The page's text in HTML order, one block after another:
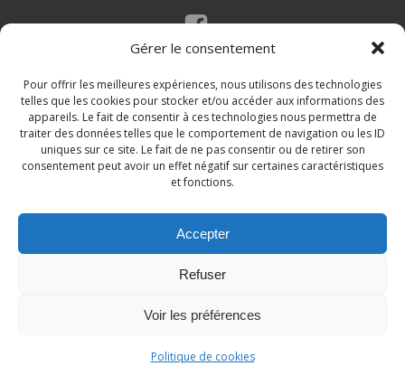
Gérer le consentement
Pour offrir les meilleures expériences, nous utilisons des technologies
telles que les cookies pour stocker et/ou accéder aux informations des
appareils. Le fait de consentir à ces technologies nous permettra de
traiter des données telles que le comportement de navigation ou les ID
uniques sur ce site. Le fait de ne pas consentir ou de retirer son
consentement peut avoir un effet négatif sur certaines caractéristiques
et fonctions.
Accepter
Refuser
Voir les préférences
Politique de cookies
© 2026 Site de la commune de Loupian. Un service
proposé parComm'un Site